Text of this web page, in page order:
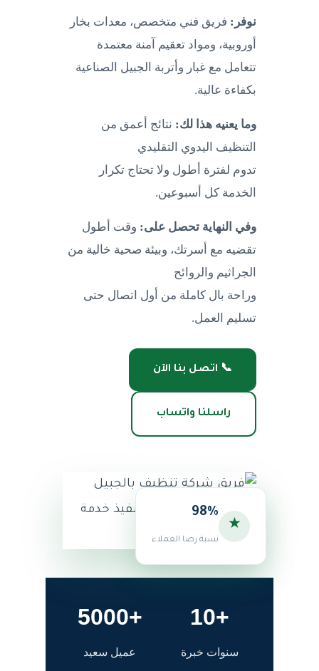
نوفر: فريق فني متخصص، معدات بخار
أوروبية، ومواد تعقيم آمنة معتمدة
تتعامل مع غبار وأتربة الجبيل الصناعية
بكفاءة عالية.
وما يعنيه هذا لك: نتائج أعمق من
التنظيف اليدوي التقليدي
تدوم لفترة أطول ولا تحتاج تكرار
الخدمة كل أسبوعين.
وفي النهاية تحصل على: وقت أطول
تقضيه مع أسرتك، وبيئة صحية خالية من
الجراثيم والروائح
وراحة بال كاملة من أول اتصال حتى
تسليم العمل.
📞 اتصل بنا الآن
راسلنا واتساب
★
98%
نسبة رضا العملاء
+10
سنوات خبرة
+5000
عميل سعيد